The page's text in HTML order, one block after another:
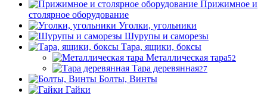
Прижимное и
столярное оборудование
Уголки, угольники
Шурупы и саморезы
Тара, ящики, боксы
Металлическая тара52
Тара деревянная27
Болты, Винты
Гайки